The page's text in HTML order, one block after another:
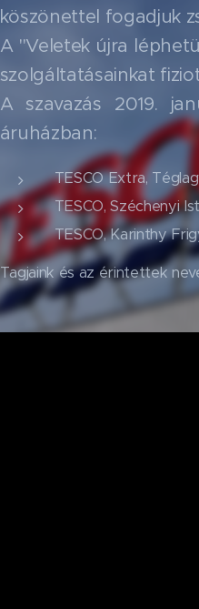
köszönettel fogadjuk
A "Veletek újra
szolgáltatásainkat
A szavazás 2019.
áruházban:
TESCO Extra,
TESCO, Széchenyi
TESCO, Karinthy
Tagjaink és az érintettek